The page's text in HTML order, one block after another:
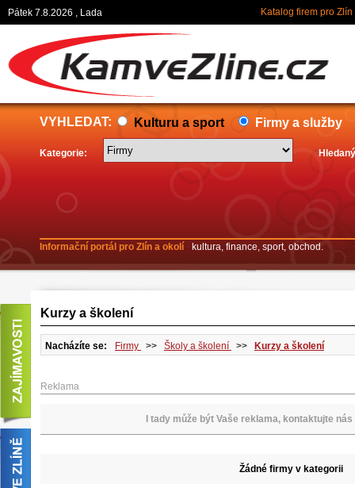
Pátek 7.8.2026 , Lada Katalog firem pro Zlín
VYHLEDAT: Kulturu a sport Firmy a služby
Kategorie:
Informační portál pro Zlín a okolí - kultura, finance, sport, obchod.
Kurzy a školení
Nacházíte se: Firmy >> Školy a školení >> Kurzy a školení
Reklama
I tady může být Vaše reklama, kontaktujte
Žádné firmy v kategorii